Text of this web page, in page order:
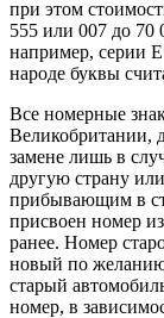
при этом
555 или 007 до 70
например, серии
народе буквы
Все номерные
Великобритании,
замене лишь в
другую страну
прибывающим в
присвоен номер
ранее. Номер
новый по
старый
номер, в